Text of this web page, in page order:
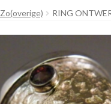
Zo(overige) RING